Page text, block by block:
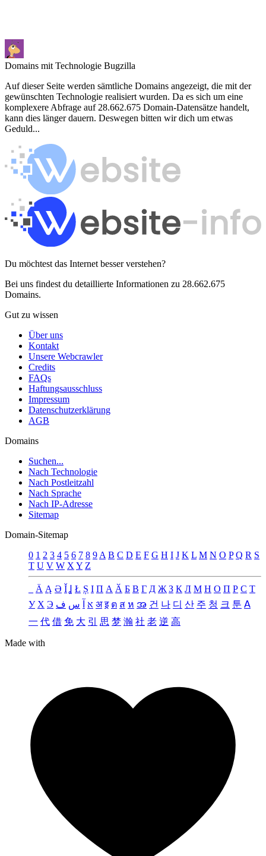
Domains mit Technologie Bugzilla
Auf dieser Seite werden sämtliche Domains angezeigt, die mit der
gewünschten Technologie realisiert wurden. Da es sich um eine
komplexere Abfrage auf 28.662.675 Domain-Datensätze handelt,
kann dies länger dauern. Deswegen bitten wir dich um etwas
Geduld...
Du möchtest das Internet besser verstehen?
Bei uns findest du detaillierte Informationen zu 28.662.675
Domains.
Gut zu wissen
Über uns
Kontakt
Unsere Webcrawler
Credits
FAQs
Haftungsausschluss
Impressum
Datenschutzerklärung
AGB
Domains
Suchen...
Nach Technologie
Nach Postleitzahl
Nach Sprache
Nach IP-Adresse
Sitemap
Domain-Sitemap
0 1 2 3 4 5 6 7 8 9 A B C D E F G H I J K L M N O P Q R S
T U V W X Y Z
Ä Ą Ə Ǐ Ʝ Ł Ș Ι Π А Ӑ Б В Г Д Җ З К Л М Н О П Р С Т
У Х Э א س ف अ इ ต ส ห အ 건 나 디 산 주 청 크 툰 ꓮ
一 代 借 免 大 引 思 梦 瀚 社 老 逆 高
Made with